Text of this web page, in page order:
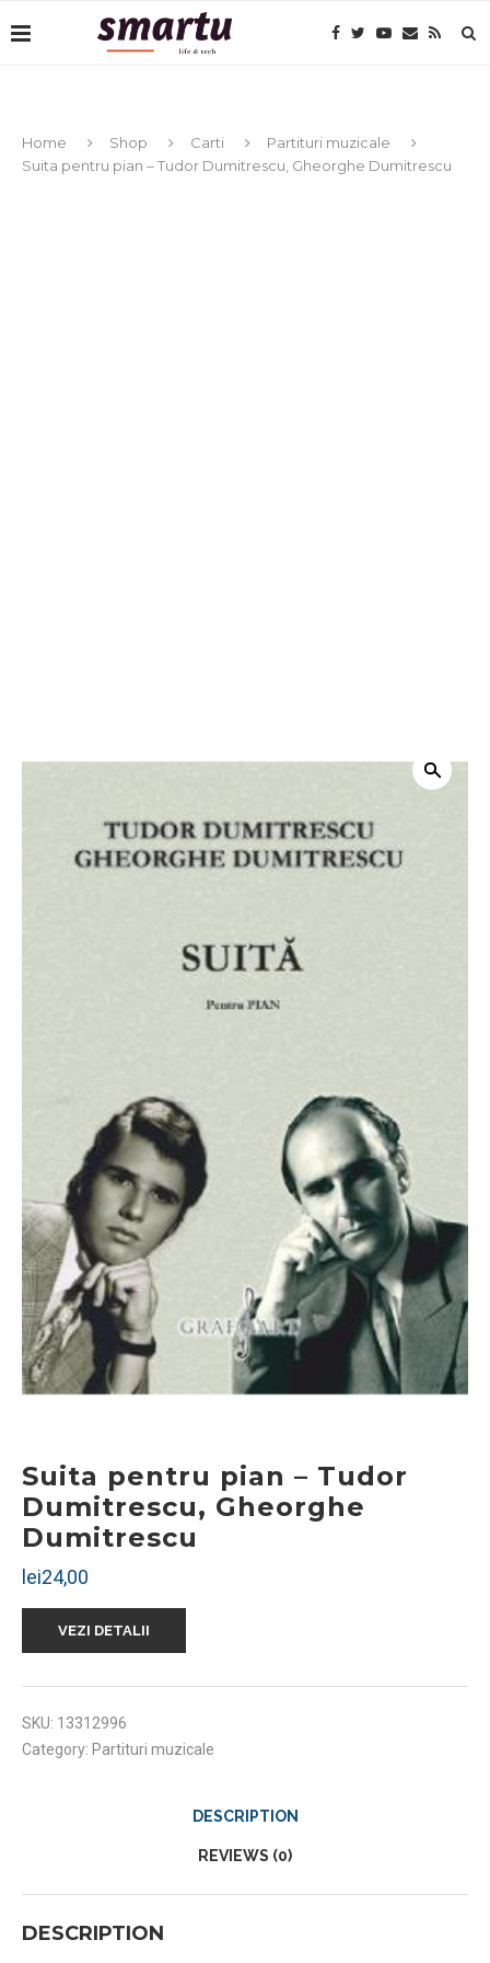
Home Shop Carti
Partituri muzicale
Suita pentru pian – Tudor Dumitrescu, Gheorghe Dumitrescu
Suita pentru pian – Tudor
Dumitrescu, Gheorghe
Dumitrescu
lei24,00
VEZI DETALII
SKU: 13312996
Category: Partituri muzicale
DESCRIPTION
REVIEWS (0)
DESCRIPTION